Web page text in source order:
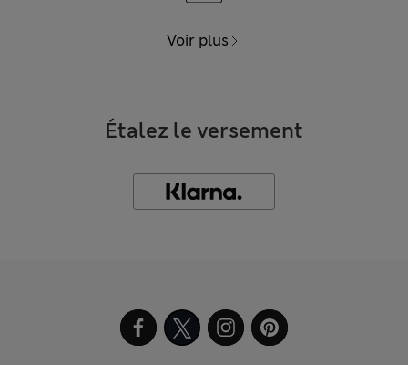
Voir plus
Étalez le versement